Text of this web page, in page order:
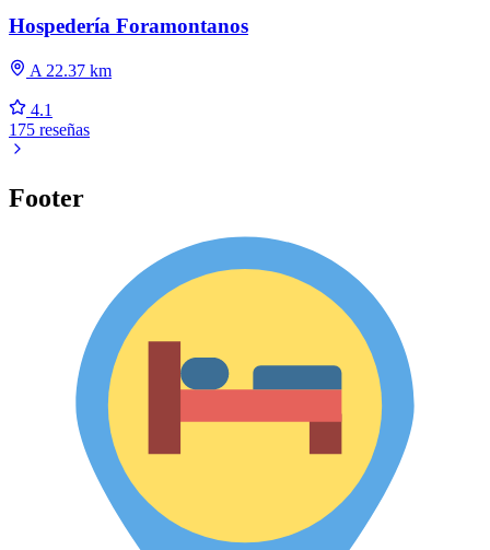
Hospedería Foramontanos
A 22.37 km
4.1
175 reseñas
Footer